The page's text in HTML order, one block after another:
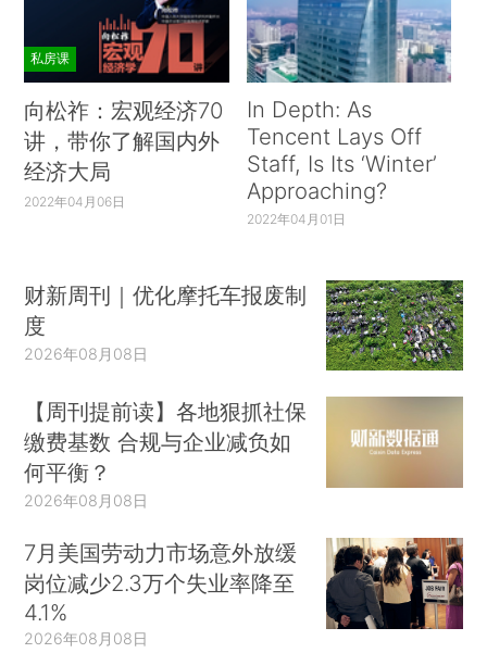
私房课
向松祚：宏观经济70
讲，带你了解国内外
经济大局
2022年04月06日
In Depth: As
Tencent Lays Off
Staff, Is Its ‘Winter’
Approaching?
2022年04月01日
财新周刊｜优化摩托车报废制
度
2026年08月08日
【周刊提前读】各地狠抓社保
缴费基数 合规与企业减负如
何平衡？
2026年08月08日
7月美国劳动力市场意外放缓
岗位减少2.3万个失业率降至
4.1%
2026年08月08日